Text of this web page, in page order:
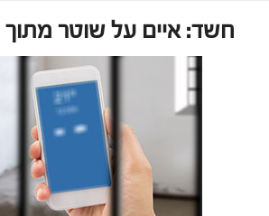
חשד: איים על שוטר מתוך